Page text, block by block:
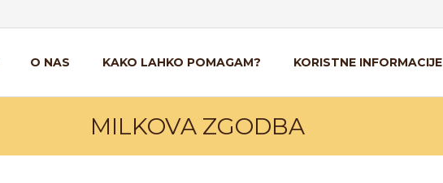
O NAS KAKO LAHKO POMAGAM? KORISTNE INFORMACIJE
MILKOVA ZGODBA